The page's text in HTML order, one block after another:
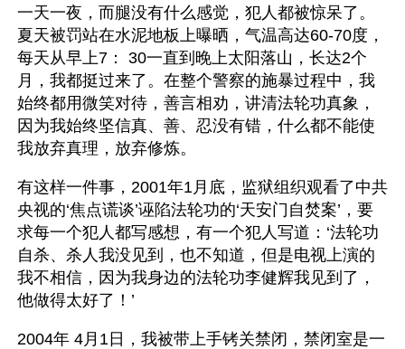
一天一夜，而腿没有什么感觉，犯人都被惊呆了。
夏天被罚站在水泥地板上曝晒，气温高达60-70度，
每天从早上7： 30一直到晚上太阳落山，长达2个
月，我都挺过来了。在整个警察的施暴过程中，我
始终都用微笑对待，善言相劝，讲清法轮功真象，
因为我始终坚信真、善、忍没有错，什么都不能使
我放弃真理，放弃修炼。
有这样一件事，2001年1月底，监狱组织观看了中共
央视的‘焦点谎谈’诬陷法轮功的‘天安门自焚案’，要
求每一个犯人都写感想，有一个犯人写道：‘法轮功
自杀、杀人我没见到，也不知道，但是电视上演的
我不相信，因为我身边的法轮功李健辉我见到了，
他做得太好了！’
2004年 4月1日，我被带上手铐关禁闭，禁闭室是一